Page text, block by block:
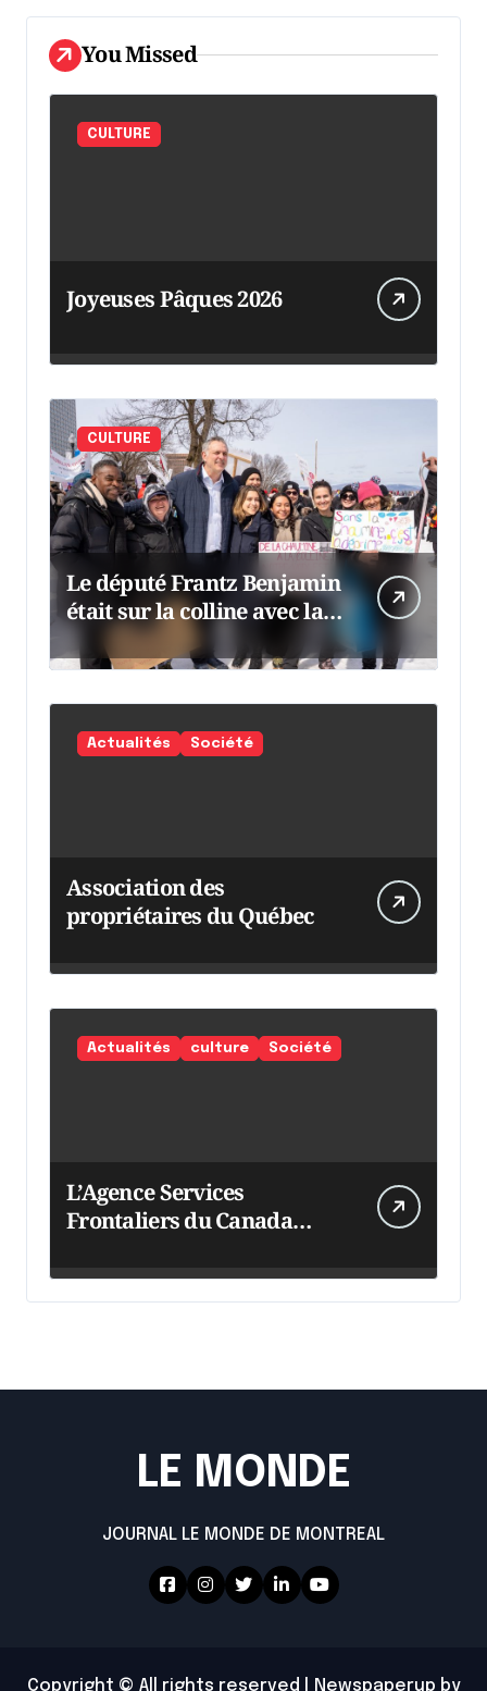
You Missed
CULTURE
Joyeuses Pâques 2026
CULTURE
Le député Frantz Benjamin
était sur la colline avec la
chaumine
Actualités Société
Association des
propriétaires du Québec
Actualités culture Société
L’Agence Services
Frontaliers du Canada
LE MONDE
JOURNAL LE MONDE DE MONTREAL
Copyright © All rights reserved Newspaperup by